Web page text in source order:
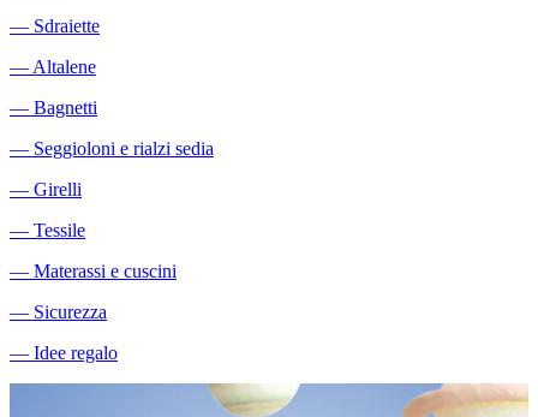
― Sdraiette
―Altalene
― Bagnetti
― Seggioloni e rialzi sedia
― Girelli
― Tessile
― Materassi e cuscini
― Sicurezza
― Idee regalo